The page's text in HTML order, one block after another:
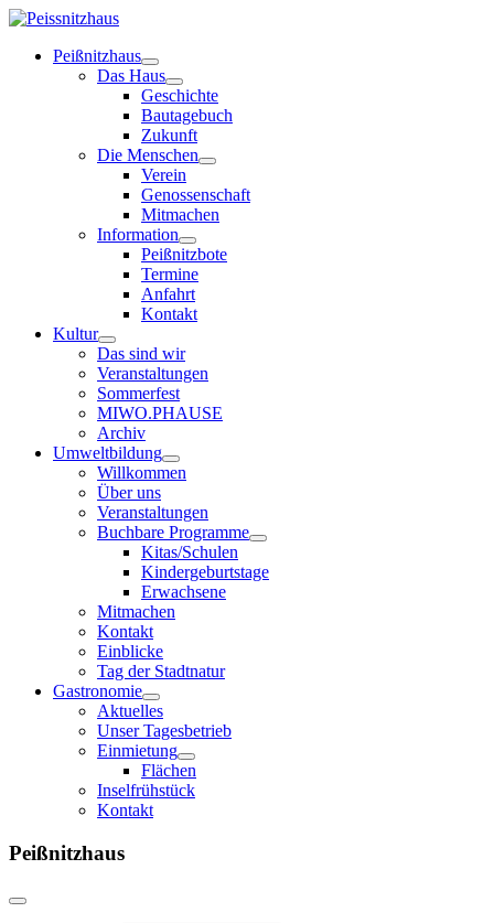
Peißnitzhaus
Das Haus
Geschichte
Bautagebuch
Zukunft
Die Menschen
Verein
Genossenschaft
Mitmachen
Information
Peißnitzbote
Termine
Anfahrt
Kontakt
Kultur
Das sind wir
Veranstaltungen
Sommerfest
MIWO.PHAUSE
Archiv
Umweltbildung
Willkommen
Über uns
Veranstaltungen
Buchbare Programme
Kitas/Schulen
Kindergeburtstage
Erwachsene
Mitmachen
Kontakt
Einblicke
Tag der Stadtnatur
Gastronomie
Aktuelles
Unser Tagesbetrieb
Einmietung
Flächen
Inselfrühstück
Kontakt
Peißnitzhaus